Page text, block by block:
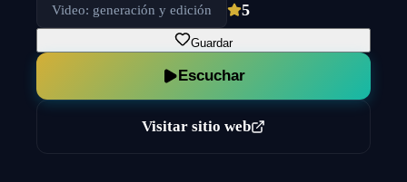
Video: generación y edición 5
Guardar
Escuchar
Visitar sitio web